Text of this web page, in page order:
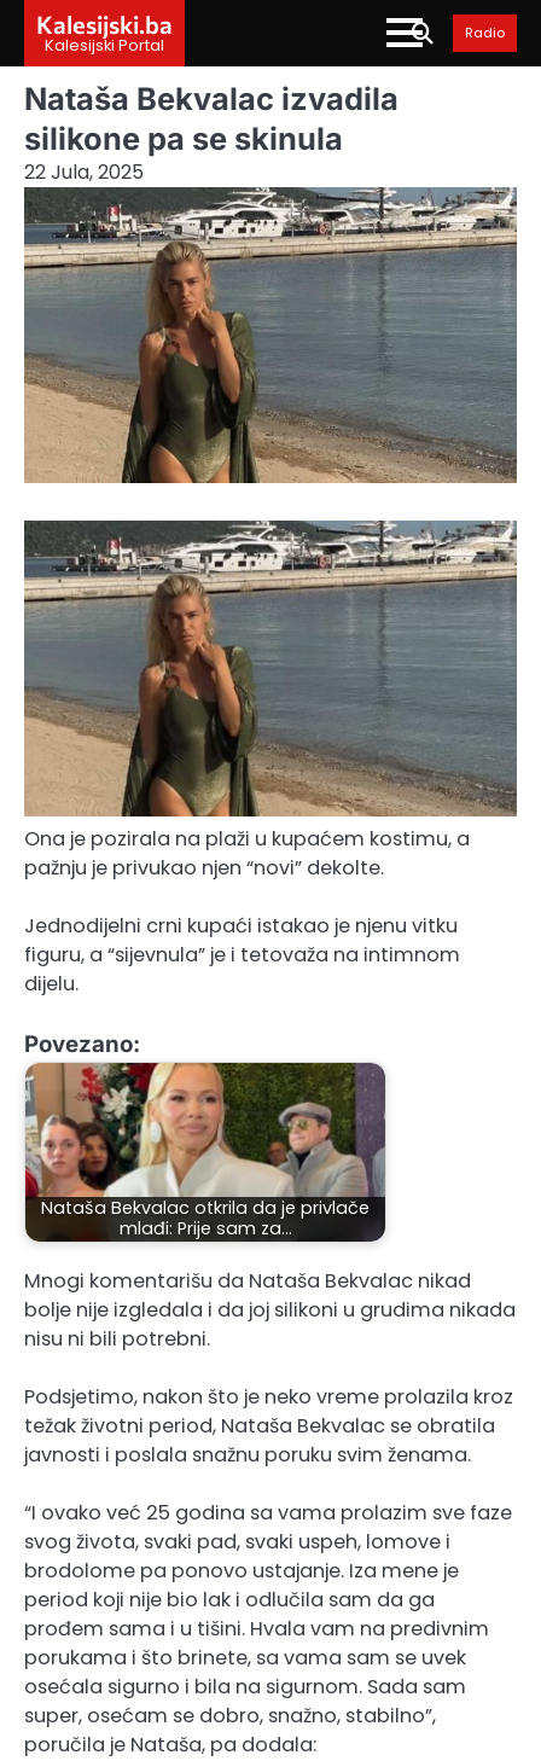
content
Kalesijski.ba
Kalesijski Portal
Radio
Nataša Bekvalac izvadila
silikone pa se skinula
22 Jula, 2025
Ona je pozirala na plaži u kupaćem kostimu, a
pažnju je privukao njen “novi” dekolte.
Jednodijelni crni kupaći istakao je njenu vitku
figuru, a “sijevnula” je i tetovaža na intimnom
dijelu.
Povezano:
Nataša Bekvalac otkrila da je privlače
mlađi: Prije sam za…
Mnogi komentarišu da Nataša Bekvalac nikad
bolje nije izgledala i da joj silikoni u grudima nikada
nisu ni bili potrebni.
Podsjetimo, nakon što je neko vreme prolazila kroz
težak životni period, Nataša Bekvalac se obratila
javnosti i poslala snažnu poruku svim ženama.
“I ovako već 25 godina sa vama prolazim sve faze
svog života, svaki pad, svaki uspeh, lomove i
brodolome pa ponovo ustajanje. Iza mene je
period koji nije bio lak i odlučila sam da ga
prođem sama i u tišini. Hvala vam na predivnim
porukama i što brinete, sa vama sam se uvek
osećala sigurno i bila na sigurnom. Sada sam
super, osećam se dobro, snažno, stabilno”,
poručila je Nataša, pa dodala: